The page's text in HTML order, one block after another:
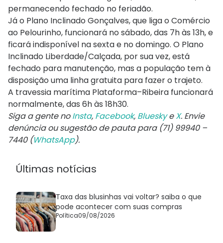
permanecendo fechado no feriadão.
Já o Plano Inclinado Gonçalves, que liga o Comércio
ao Pelourinho, funcionará no sábado, das 7h às 13h, e
ficará indisponível na sexta e no domingo. O Plano
Inclinado Liberdade/Calçada, por sua vez, está
fechado para manutenção, mas a população tem à
disposição uma linha gratuita para fazer o trajeto.
A travessia marítima Plataforma–Ribeira funcionará
normalmente, das 6h às 18h30.
Siga a gente noInsta, Facebook, BlueskyeX. Envie
denúncia ou sugestão de pauta para (71) 99940 –
7440 (WhatsApp).
Últimas notícias
Taxa das blusinhas vai voltar? saiba o que
pode acontecer com suas compras
Política09/08/2026